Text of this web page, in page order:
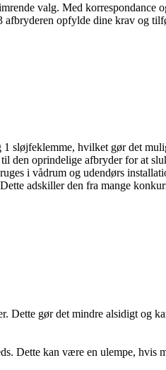
valg. Med korrespondance
opfylde dine krav og
sløjfeklemme, hvilket gør det
den oprindelige afbryder for at
i vådrum og udendørs
adskiller den fra mange
Dette gør det mindre alsidigt og
Dette kan være en ulempe, hvis